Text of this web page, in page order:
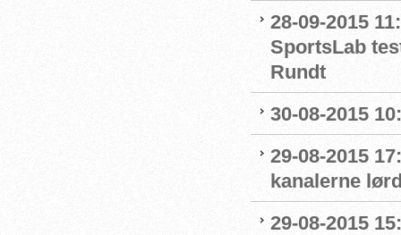
28-09-2015
SportsLab
Rundt
30-08-2015
29-08-2015
kanalerne
29-08-2015